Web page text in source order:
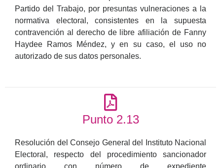
Partido del Trabajo, por presuntas vulneraciones a la
normativa electoral, consistentes en la supuesta
contravención al derecho de libre afiliación de Fanny
Haydee Ramos Méndez, y en su caso, el uso no
autorizado de sus datos personales.
Punto 2.13
Resolución del Consejo General del Instituto Nacional
Electoral, respecto del procedimiento sancionador